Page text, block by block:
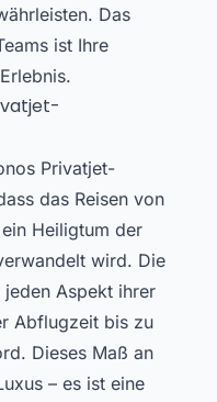
Das
ist Ihre
Privatjet-
das Reisen von
Heiligtum der
wird. Die
jeden Aspekt ihrer
Abflugzeit bis zu
Dieses Maß an
– es ist eine